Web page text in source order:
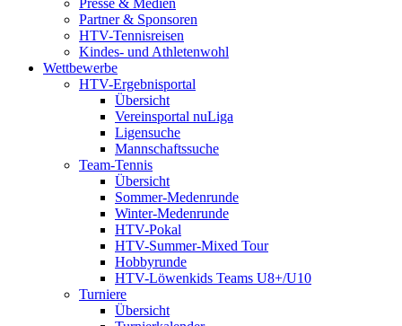
Presse & Medien
Partner & Sponsoren
HTV-Tennisreisen
Kindes- und Athletenwohl
Wettbewerbe
HTV-Ergebnisportal
Übersicht
Vereinsportal nuLiga
Ligensuche
Mannschaftssuche
Team-Tennis
Übersicht
Sommer-Medenrunde
Winter-Medenrunde
HTV-Pokal
HTV-Summer-Mixed Tour
Hobbyrunde
HTV-Löwenkids Teams U8+/U10
Turniere
Übersicht